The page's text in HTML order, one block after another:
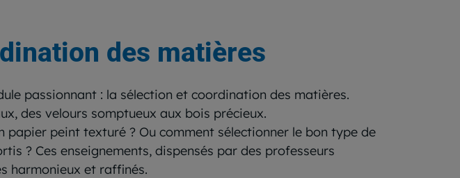
des matières
passionnant : la sélection et coordination des matières.
des velours somptueux aux bois précieux.
papier peint texturé ? Ou comment sélectionner le bon type de
? Ces enseignements, dispensés par des professeurs
harmonieux et raffinés.